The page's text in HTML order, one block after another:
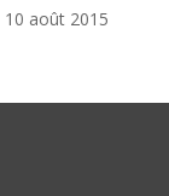
10 août 2015